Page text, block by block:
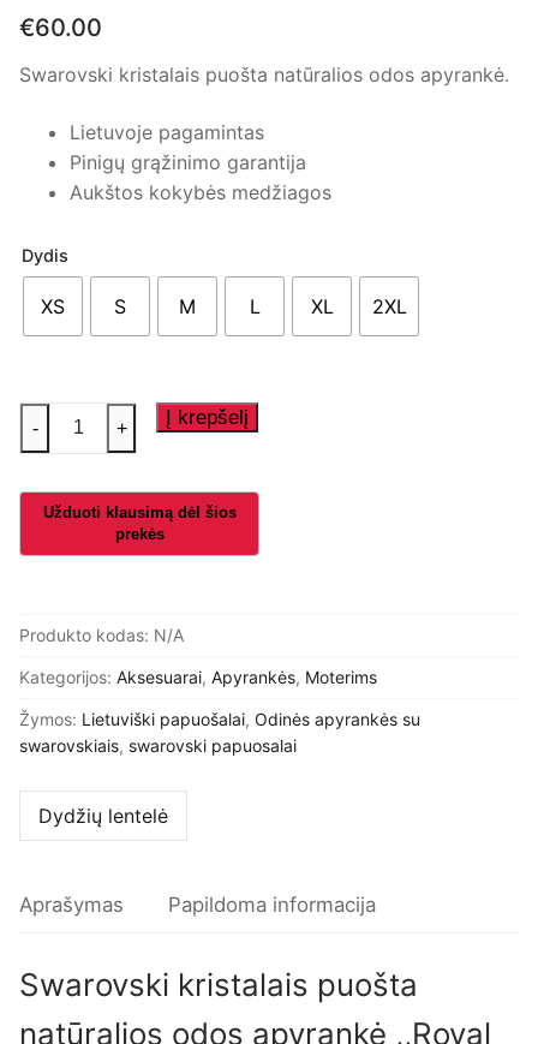
€60.00
Swarovski kristalais puošta natūralios odos apyrankė.
Lietuvoje pagamintas
Pinigų grąžinimo garantija
Aukštos kokybės medžiagos
Dydis
XS S M L XL 2XL
produkto
kiekis:
kristalais
apyrankė
Bird"
- + Į krepšelį
Produkto kodas: N/A
Kategorijos: Aksesuarai, Apyrankės, Moterims
Žymos: Lietuviški papuošalai, Odinės apyrankės su
swarovskiais, swarovski papuosalai
Dydžių lentelė
Aprašymas Papildoma informacija
Swarovski kristalais puošta
natūralios odos apyrankė ,,Royal